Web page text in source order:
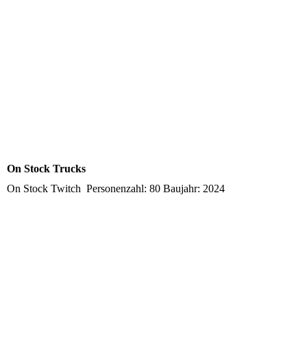
On Stock Trucks
On Stock Twitch Personenzahl: 80 Baujahr: 2024